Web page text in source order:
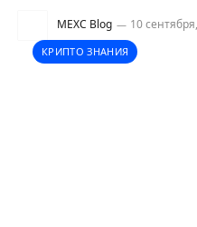
MEXC Blog 10
КРИПТО ЗНАНИЯ